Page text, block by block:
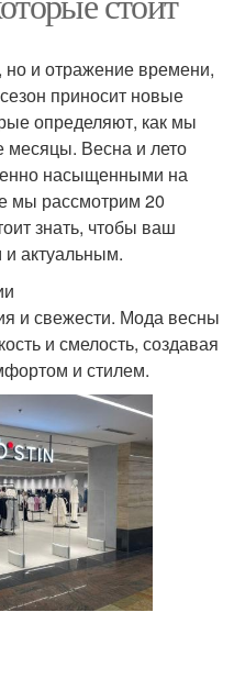
и отражение времени,
приносит новые
определяют, как мы
месяцы. Весна и лето
насыщенными на
мы рассмотрим 20
знать, чтобы ваш
и актуальным.
и свежести. Мода весны
и смелость, создавая
и стилем.